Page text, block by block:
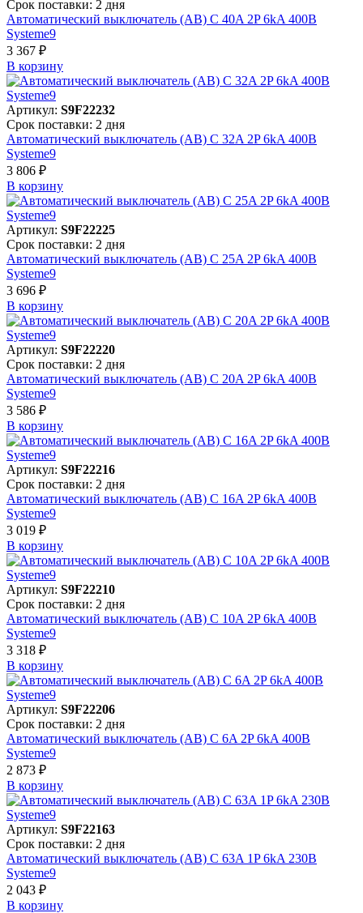
Срок поставки: 2 дня
Автоматический выключатель (АВ) C 40A 2P 6kA 400В
Systeme9
3 367 ₽
В корзинy
Артикул: S9F22232
Срок поставки: 2 дня
Автоматический выключатель (АВ) C 32A 2P 6kA 400В
Systeme9
3 806 ₽
В корзинy
Артикул: S9F22225
Срок поставки: 2 дня
Автоматический выключатель (АВ) C 25A 2P 6kA 400В
Systeme9
3 696 ₽
В корзинy
Артикул: S9F22220
Срок поставки: 2 дня
Автоматический выключатель (АВ) C 20A 2P 6kA 400В
Systeme9
3 586 ₽
В корзинy
Артикул: S9F22216
Срок поставки: 2 дня
Автоматический выключатель (АВ) C 16A 2P 6kA 400В
Systeme9
3 019 ₽
В корзинy
Артикул: S9F22210
Срок поставки: 2 дня
Автоматический выключатель (АВ) C 10A 2P 6kA 400В
Systeme9
3 318 ₽
В корзинy
Артикул: S9F22206
Срок поставки: 2 дня
Автоматический выключатель (АВ) C 6A 2P 6kA 400В
Systeme9
2 873 ₽
В корзинy
Артикул: S9F22163
Срок поставки: 2 дня
Автоматический выключатель (АВ) C 63A 1P 6kA 230В
Systeme9
2 043 ₽
В корзинy